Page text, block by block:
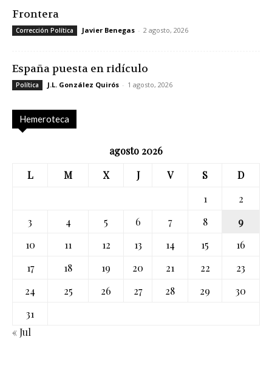
Frontera
Corrección Política Javier Benegas - 2 agosto, 2026
España puesta en ridículo
Política J.L. González Quirós - 1 agosto, 2026
Hemeroteca
agosto 2026
L
M X J V S
D
1
2
3
4 5 6 7 8
9
10
11 12 13 14 15
16
17
18 19 20 21 22
23
24
25 26 27 28 29
30
31
« Jul